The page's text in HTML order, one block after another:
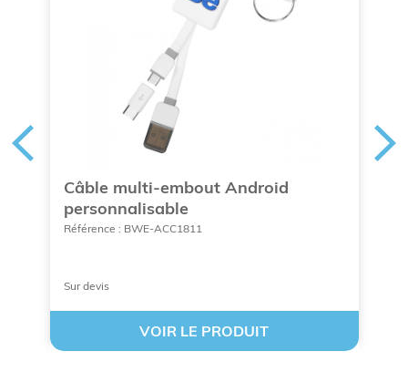
Câble multi-embout Android
personnalisable
Référence : BWE-ACC1811
Sur devis
VOIR LE PRODUIT